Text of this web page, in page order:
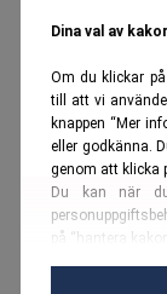
Dina val av kakor
Om du klickar
till att vi
knappen “Mer
eller godkänna.
genom att klicka
Du kan när
på “hantera
Du kan